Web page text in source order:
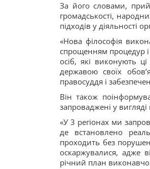
За його словами,
громадськості,
підходів у діяльності
«Нова філософія
спрощенням процедур
осіб, які виконують
державою своїх
правосуддя і
Він також
запроваджені у
«У 3 регіонах ми
де встановлено
проходить без
оскаржувалися, адже
річний план